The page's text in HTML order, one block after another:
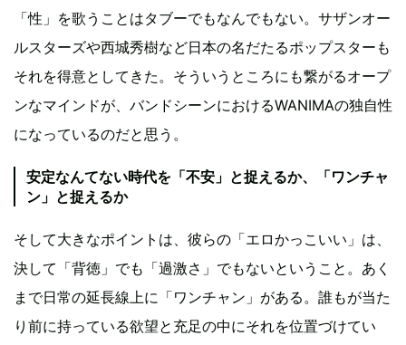
「性」を歌うことはタブーでもなんでもない。サザンオー
ルスターズや西城秀樹など日本の名だたるポップスターも
それを得意としてきた。そういうところにも繋がるオープ
ンなマインドが、バンドシーンにおけるWANIMAの独自性
になっているのだと思う。
安定なんてない時代を「不安」と捉えるか、「ワンチャ
ン」と捉えるか
そして大きなポイントは、彼らの「エロかっこいい」は、
決して「背徳」でも「過激さ」でもないということ。あく
まで日常の延長線上に「ワンチャン」がある。誰もが当た
り前に持っている欲望と充足の中にそれを位置づけてい